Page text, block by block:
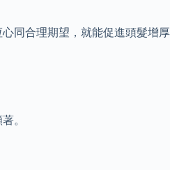
同合理期望，就能促進頭髮增
。